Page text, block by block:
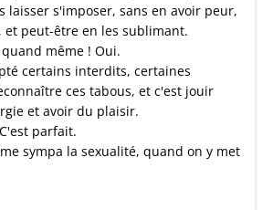
laisser s'imposer, sans en avoir peur,
et peut-être en les sublimant.
même ! Oui.
certains interdits, certaines
ces tabous, et c'est jouir
et avoir du plaisir.
parfait.
sympa la sexualité, quand on y met